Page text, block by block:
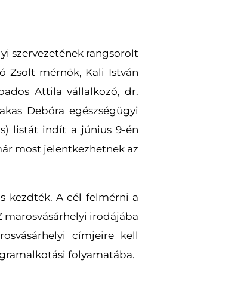
szervezetének rangsorolt
Zsolt mérnök, Kali István
Attila vállalkozó, dr.
Debóra egészségügyi
listát indít a június 9-én
most jelentkezhetnek az
kezdték. A cél felmérni a
irodájába
címjeire kell
folyamatába.